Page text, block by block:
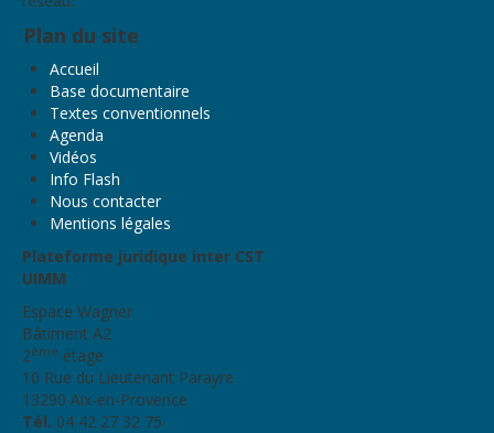
Plan du site
Accueil
Base documentaire
Textes conventionnels
Agenda
Vidéos
Info Flash
Nous contacter
Mentions légales
Plateforme juridique inter CST
UIMM
Espace Wagner
Bâtiment A2
2ème étage
10 Rue du Lieutenant Parayre
13290 Aix-en-Provence
Tél. 04 42 27 32 75